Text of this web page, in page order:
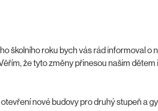
školního roku bych vás rád informoval o
že tyto změny přinesou našim
nové budovy pro druhý stupeň a